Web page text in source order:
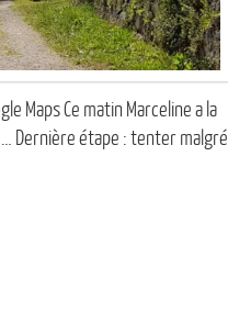
Maps Ce matin Marceline a la
Dernière étape : tenter malgré